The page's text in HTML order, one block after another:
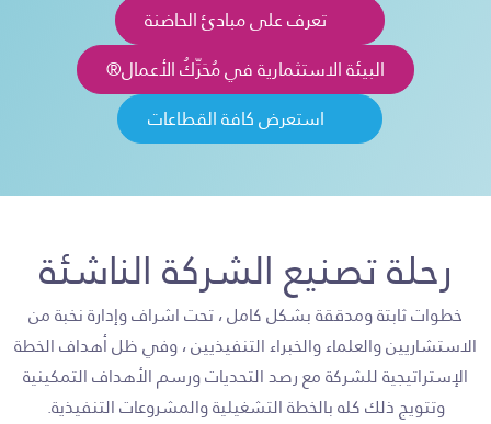
تعرف على مبادئ الحاضنة
البيئة الاستثمارية في مُحَرِّكُ الأعمال®
استعرض كافة القطاعات
رحلة تصنيع الشركة الناشئة
خطوات ثابتة ومدققة بشكل كامل ، تحت اشراف وإدارة نخبة من
الاستشاريين والعلماء والخبراء التنفيذيين ، وفي ظل أهداف الخطة
الإستراتيجية للشركة مع رصد التحديات ورسم الأهداف التمكينية
وتتويج ذلك كله بالخطة التشغيلية والمشروعات التنفيذية.